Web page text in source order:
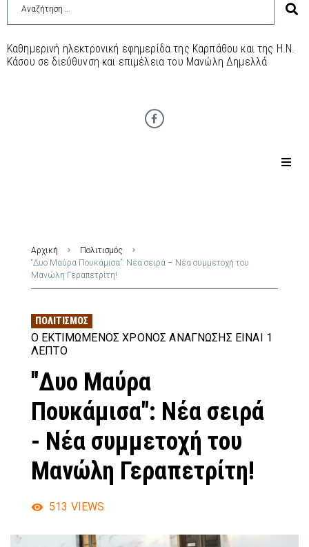
Καθημερινή ηλεκτρονική εφημερίδα της Καρπάθου και της Η.Ν.
Κάσου σε διεύθυνση και επιμέλεια του Μανώλη Δημελλά
Αρχική
Πολιτισμός
“Δυο Μαύρα Πουκάμισα”: Νέα σειρά – Νέα συμμετοχή του
Μανώλη Γεραπετρίτη!
ΠΟΛΙΤΙΣΜΌΣ
Ο ΕΚΤΙΜΏΜΕΝΟΣ ΧΡΌΝΟΣ ΑΝΆΓΝΩΣΗΣ ΕΊΝΑΙ 1
ΛΕΠΤΌ
"Δυο Μαύρα
Πουκάμισα": Νέα σειρά
- Νέα συμμετοχή του
Μανώλη Γεραπετρίτη!
513 VIEWS